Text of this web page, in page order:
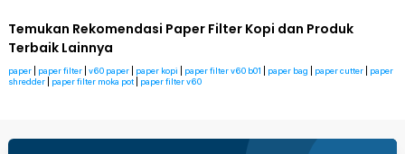
Temukan Rekomendasi Paper Filter Kopi dan Produk
Terbaik Lainnya
paper paper filter v60 paper paper kopi paper filter v60 b01 paper bag paper cutter
paper
shredder
paper filter moka pot paper filter v60